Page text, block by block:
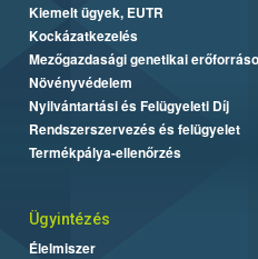
Kiemelt ügyek, EUTR
Kockázatkezelés
Mezőgazdasági genetikai
Növényvédelem
Nyilvántartási és Felügyeleti Díj
Rendszerszervezés és felügyelet
Termékpálya-ellenőrzés
Ügyintézés
Élelmiszer